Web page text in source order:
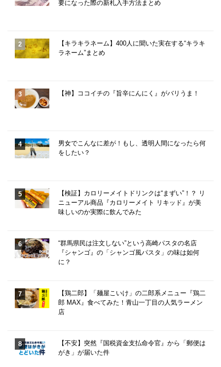
要になった際の新札入手方法まとめ
【キラキラネーム】400人に聞いた実在する“キラキ
ラネーム”まとめ
【神】ココイチの『旨辛にんにく』がバリうま！
男女でこんなに差が！もし、透明人間になったら何
をしたい？
【検証】カロリーメイトドリンクは“まずい”！？ リ
ニューアル商品『カロリーメイト リキッド』が美
味しいのか実際に飲んでみた
“群馬県民は注文しない”という高崎パスタの名店
『シャンゴ』の「シャンゴ風パスタ」の味は如何
に？
【鶏二郎】「麺屋こいけ」の二郎系メニュー『鶏二
郎 MAX』食べてみた！青山一丁目の人気ラーメン
店
【不安】突然『国税資金支払命令官』から「郵便は
がき」が届いた件